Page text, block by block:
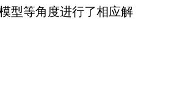
型等角度进行了相应解